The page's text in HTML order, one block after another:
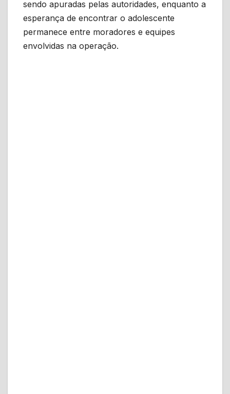
sendo apuradas pelas autoridades, enquanto a
esperança de encontrar o adolescente
permanece entre moradores e equipes
envolvidas na operação.